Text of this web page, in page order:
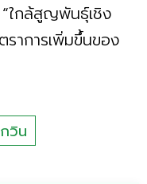
ใกล้สูญพันธุ์เชิง
าการเพิ่มขึ้นของ
วิน